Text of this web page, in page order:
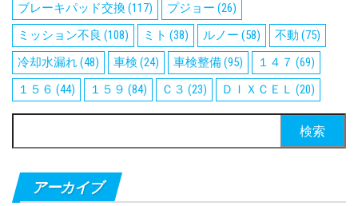
ブレーキパッド交換(117) プジョー (26)
ミッション不良 (108) ミト (38) ルノー (58) 不動 (75)
冷却水漏れ(48) 車検 (24) 車検整備(95) １４７ (69)
１５６ (44) １５９ (84) Ｃ３ (23) ＤＩＸＣＥＬ (20)
索:
アーカイブ